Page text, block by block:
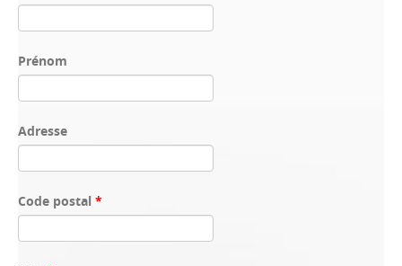
Prénom
Adresse
Code postal *